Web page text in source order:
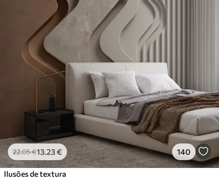
22.05€13 .23€ 140
Ilusões de textura